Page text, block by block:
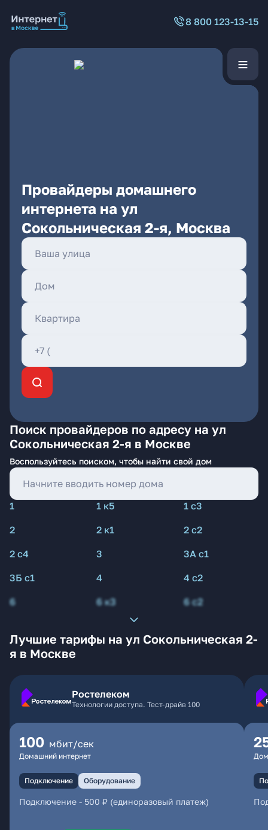
8 800 123-13-15
Провайдеры домашнего
интернета на ул
Сокольническая 2-я, Москва
Поиск провайдеров по адресу на ул
Сокольническая 2-я в Москве
Воспользуйтесь поиском, чтобы найти свой дом
1 1 к5
1 с3
2
2 к1
2 с2
2 с4
3
3А с1
3Б с1
4
4 с2
6
6 к3 6 с2
Лучшие тарифы на ул Сокольническая 2-
я в Москве
Ростелеком
Технологии доступа. Тест-драйв 100
100 мбит/сек
Домашний интернет
Подключение Оборудование
Подключение - 500 ₽ (единоразовый платеж)